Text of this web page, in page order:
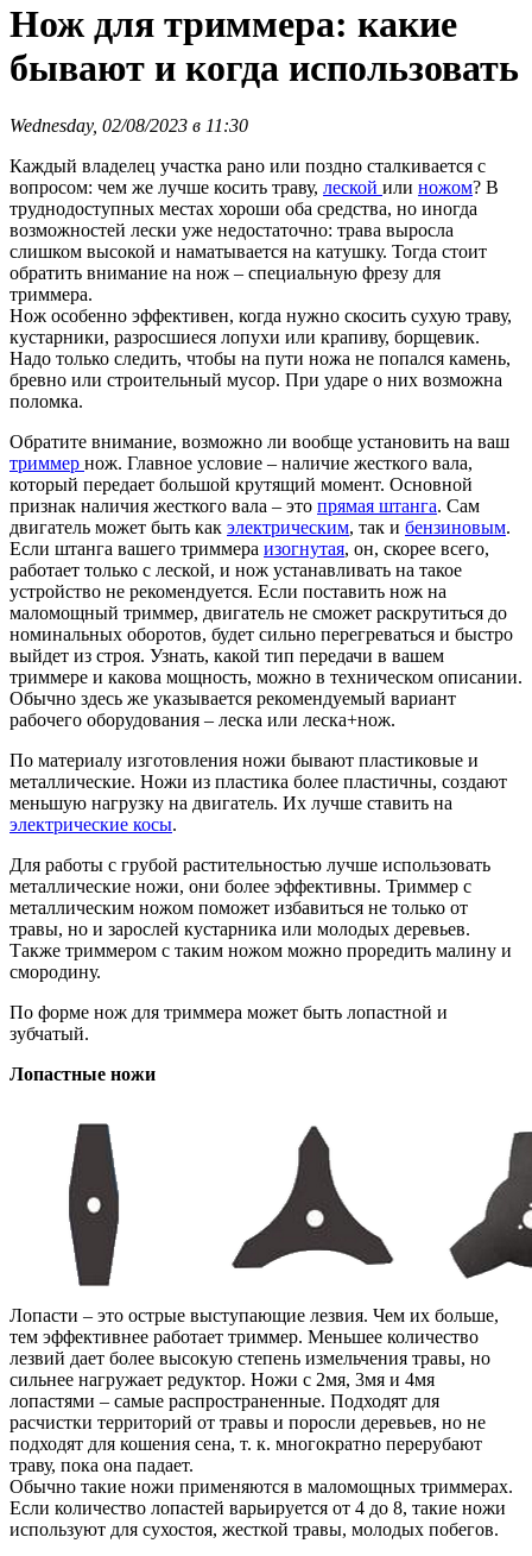
Нож для триммера: какие
бывают и когда использовать
Wednesday, 02/08/2023 в 11:30
Каждый владелец участка рано или поздно сталкивается с
вопросом: чем же лучше косить траву, леской или ножом? В
труднодоступных местах хороши оба средства, но иногда
возможностей лески уже недостаточно: трава выросла
слишком высокой и наматывается на катушку. Тогда стоит
обратить внимание на нож – специальную фрезу для
триммера.
Нож особенно эффективен, когда нужно скосить сухую траву,
кустарники, разросшиеся лопухи или крапиву, борщевик.
Надо только следить, чтобы на пути ножа не попался камень,
бревно или строительный мусор. При ударе о них возможна
поломка.
Обратите внимание, возможно ли вообще установить на ваш
триммер нож. Главное условие – наличие жесткого вала,
который передает большой крутящий момент. Основной
признак наличия жесткого вала – это прямая штанга. Сам
двигатель может быть как электрическим, так и бензиновым.
Если штанга вашего триммера изогнутая, он, скорее всего,
работает только с леской, и нож устанавливать на такое
устройство не рекомендуется. Если поставить нож на
маломощный триммер, двигатель не сможет раскрутиться до
номинальных оборотов, будет сильно перегреваться и быстро
выйдет из строя. Узнать, какой тип передачи в вашем
триммере и какова мощность, можно в техническом описании.
Обычно здесь же указывается рекомендуемый вариант
рабочего оборудования – леска или леска+нож.
По материалу изготовления ножи бывают пластиковые и
металлические. Ножи из пластика более пластичны, создают
меньшую нагрузку на двигатель. Их лучше ставить на
электрические косы.
Для работы с грубой растительностью лучше использовать
металлические ножи, они более эффективны. Триммер с
металлическим ножом поможет избавиться не только от
травы, но и зарослей кустарника или молодых деревьев.
Также триммером с таким ножом можно проредить малину и
смородину.
По форме нож для триммера может быть лопастной и
зубчатый.
Лопастные ножи
Лопасти – это острые выступающие лезвия. Чем их больше,
тем эффективнее работает триммер. Меньшее количество
лезвий дает более высокую степень измельчения травы, но
сильнее нагружает редуктор. Ножи с 2мя, 3мя и 4мя
лопастями – самые распространенные. Подходят для
расчистки территорий от травы и поросли деревьев, но не
подходят для кошения сена, т. к. многократно перерубают
траву, пока она падает.
Обычно такие ножи применяются в маломощных триммерах.
Если количество лопастей варьируется от 4 до 8, такие ножи
используют для сухостоя, жесткой травы, молодых побегов.